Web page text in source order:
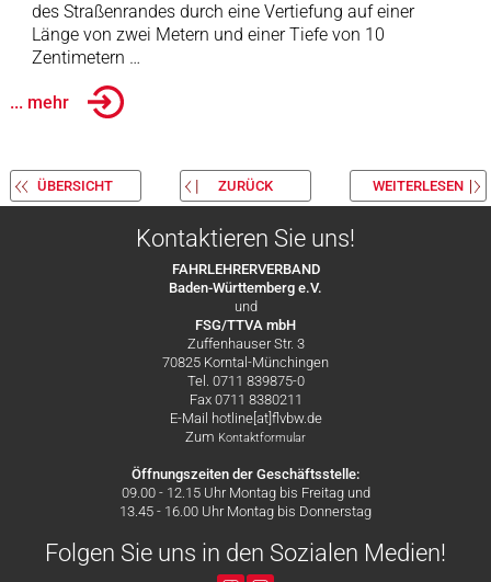
des Straßenrandes durch eine Vertiefung auf einer
Länge von zwei Metern und einer Tiefe von 10
Zentimetern …
... mehr
ÜBERSICHT ZURÜCK WEITERLESEN
Kontaktieren Sie uns!
FAHRLEHRERVERBAND
Baden-Württemberg e.V.
und
FSG/TTVA mbH
Zuffenhauser Str. 3
70825 Korntal-Münchingen
Tel. 0711 839875-0
Fax 0711 8380211
E-Mail hotline[at]flvbw.de
Zum Kontaktformular
Öffnungszeiten der Geschäftsstelle:
09.00 - 12.15 Uhr Montag bis Freitag und
13.45 - 16.00 Uhr Montag bis Donnerstag
Folgen Sie uns in den Sozialen Medien!